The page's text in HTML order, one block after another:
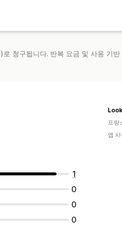
로 청구됩니다. 반복 요금 및 사용 기
1
0
0
0
프랑
앱